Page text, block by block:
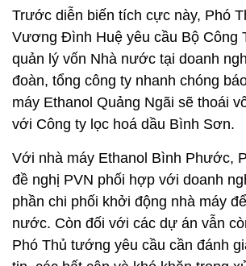
Trước diễn biến tích cực này, Phó
Vương Đình Huệ yêu cầu Bộ Công
quản lý vốn Nhà nước tại doanh
đoàn, tổng công ty nhanh chóng
máy Ethanol Quảng Ngãi sẽ thoái
với Công ty lọc hoá dầu Bình Sơn.
Với nhà máy Ethanol Bình Phước,
đề nghị PVN phối hợp với doanh
phần chi phối khởi động nhà máy
nước. Còn đối với các dự án vẫn
Phó Thủ tướng yêu cầu cần đánh